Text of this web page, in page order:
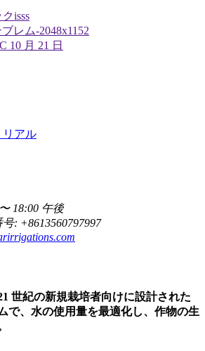
リアル
18:00 午後
: +8613560797997
世紀の新規栽培者向けに設計された
で、水の使用量を最適化し、作物の生